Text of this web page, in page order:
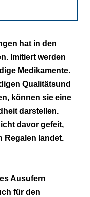
hat in den
Imitiert werden
Medikamente.
Qualitätsund
können sie eine
darstellen.
davor gefeit,
Regalen landet.
Ausufern
für den